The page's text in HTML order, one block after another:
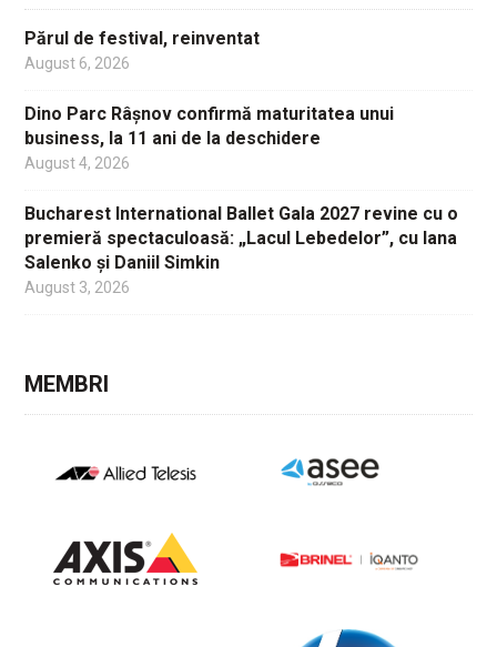
Părul de festival, reinventat
August 6, 2026
Dino Parc Râșnov confirmă maturitatea unui
business, la 11 ani de la deschidere
August 4, 2026
Bucharest International Ballet Gala 2027 revine cu o
premieră spectaculoasă: „Lacul Lebedelor”, cu Iana
Salenko și Daniil Simkin
August 3, 2026
MEMBRI